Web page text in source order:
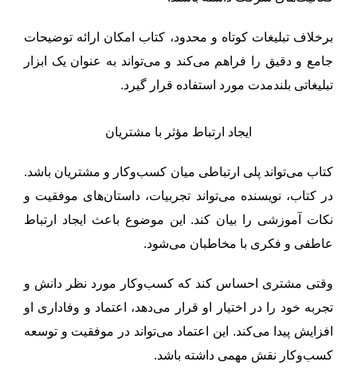
برخلاف تبلیغات کوتاه و محدود، کتاب امکان ارائه توضیحات
جامع و دقیق را فراهم می‌کند و می‌تواند به عنوان یک ابزار
تبلیغاتی بلندمدت مورد استفاده قرار گیرد.
ایجاد ارتباط مؤثر با مشتریان
کتاب می‌تواند پلی ارتباطی میان کسب‌وکار و مشتریان باشد.
در کتاب، نویسنده می‌تواند تجربیات، داستان‌های موفقیت و
نکات آموزشی را بیان کند. این موضوع باعث ایجاد ارتباط
عاطفی و فکری با مخاطبان می‌شود.
وقتی مشتری احساس کند که کسب‌وکار مورد نظر دانش و
تجربه خود را در اختیار او قرار می‌دهد، اعتماد و وفاداری او
افزایش پیدا می‌کند. این اعتماد می‌تواند در موفقیت و توسعه
کسب‌وکار نقش مهمی داشته باشد.